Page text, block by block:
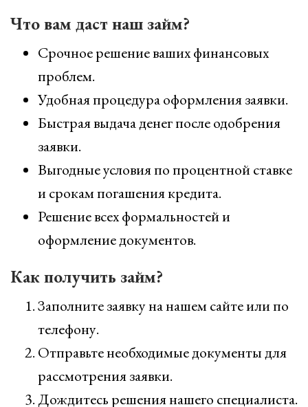
Что вам даст наш займ?
Срочное решение ваших финансовых
проблем.
Удобная процедура оформления заявки.
Быстрая выдача денег после одобрения
заявки.
Выгодные условия по процентной ставке
и срокам погашения кредита.
Решение всех формальностей и
оформление документов.
Как получить займ?
Заполните заявку на нашем сайте или по
телефону.
Отправьте необходимые документы для
рассмотрения заявки.
Дождитесь решения нашего специалиста.